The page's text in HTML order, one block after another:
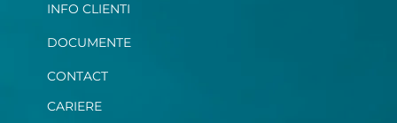
INFO CLIENTI
DOCUMENTE
CONTACT
CARIERE